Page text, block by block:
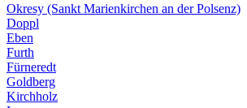
Okresy (Sankt Marienkirchen an der Polsenz)
Doppl
Eben
Furth
Fürneredt
Goldberg
Kirchholz